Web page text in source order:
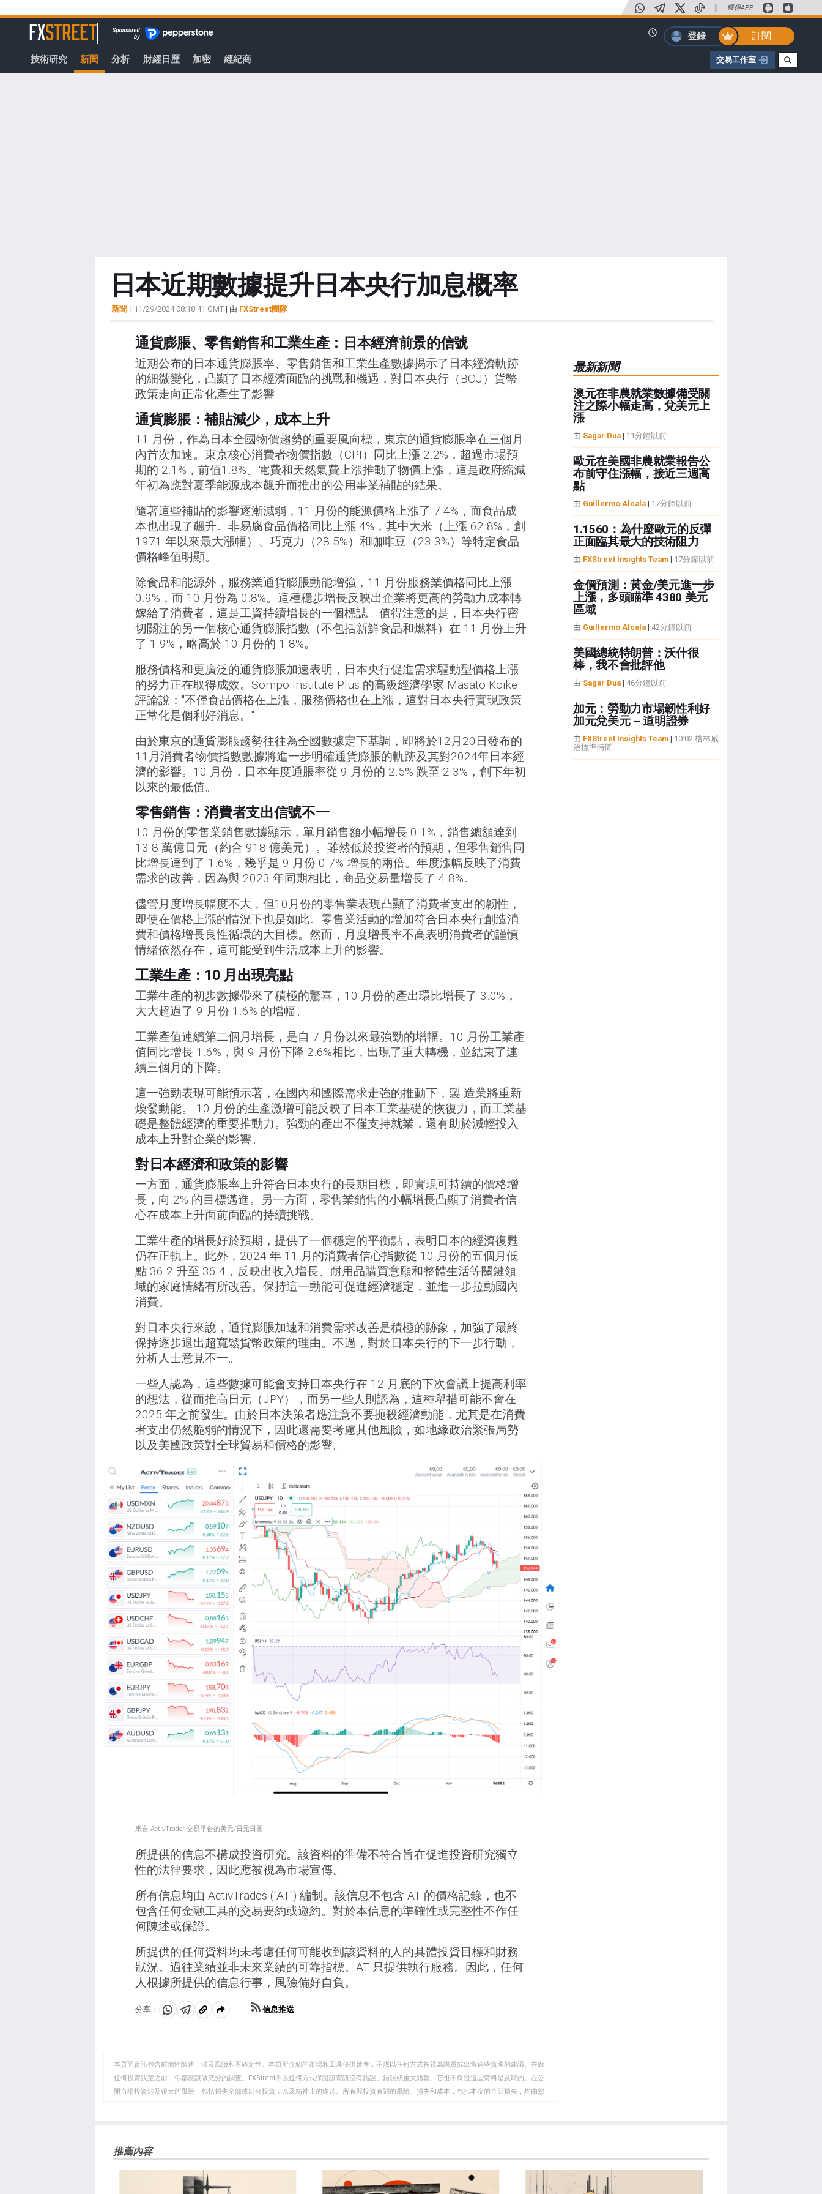
至
容
| 獲得APP
FXStreet
登錄
訂閱
技術研究 新聞 分析 財經日歷 加密 經紀商 交易工作室
日本近期數據提升日本央行加息概率
新聞 | 11/29/2024 08:18:41 GMT| 由 FXStreet團隊
通貨膨脹、零售銷售和工業生產：日本經濟前景的信號
近期公布的日本通貨膨脹率、零售銷售和工業生產數據揭示了日本經濟軌跡
的細微變化，凸顯了日本經濟面臨的挑戰和機遇，對日本央行（BOJ）貨幣
政策走向正常化產生了影響。
通貨膨脹：補貼減少，成本上升
11 月份，作為日本全國物價趨勢的重要風向標，東京的通貨膨脹率在三個月
內首次加速。東京核心消費者物價指數（CPI）同比上漲 2.2%，超過市場預
期的 2.1%，前值1.8%。電費和天然氣費上漲推動了物價上漲，這是政府縮減
年初為應對夏季能源成本飆升而推出的公用事業補貼的結果。
隨著這些補貼的影響逐漸減弱，11 月份的能源價格上漲了 7.4%，而食品成
本也出現了飆升。非易腐食品價格同比上漲 4%，其中大米（上漲 62.8%，創
1971 年以來最大漲幅）、巧克力（28.5%）和咖啡豆（23.3%）等特定食品
價格峰值明顯。
除食品和能源外，服務業通貨膨脹動能增強，11 月份服務業價格同比上漲
0.9%，而 10 月份為 0.8%。這種穩步增長反映出企業將更高的勞動力成本轉
嫁給了消費者，這是工資持續增長的一個標誌。值得注意的是，日本央行密
切關注的另一個核心通貨膨脹指數（不包括新鮮食品和燃料）在 11 月份上升
了 1.9%，略高於 10 月份的 1.8%。
服務價格和更廣泛的通貨膨脹加速表明，日本央行促進需求驅動型價格上漲
的努力正在取得成效。Sompo Institute Plus 的高級經濟學家 Masato Koike
評論說："不僅食品價格在上漲，服務價格也在上漲，這對日本央行實現政策
正常化是個利好消息。"
由於東京的通貨膨脹趨勢往往為全國數據定下基調，即將於12月20日發布的
11月消費者物價指數數據將進一步明確通貨膨脹的軌跡及其對2024年日本經
濟的影響。10 月份，日本年度通脹率從 9 月份的 2.5% 跌至 2.3%，創下年初
以來的最低值。
零售銷售：消費者支出信號不一
10 月份的零售業銷售數據顯示，單月銷售額小幅增長 0.1%，銷售總額達到
13.8 萬億日元（約合 918 億美元）。雖然低於投資者的預期，但零售銷售同
比增長達到了 1.6%，幾乎是 9 月份 0.7% 增長的兩倍。年度漲幅反映了消費
需求的改善，因為與 2023 年同期相比，商品交易量增長了 4.8%。
儘管月度增長幅度不大，但10月份的零售業表現凸顯了消費者支出的韌性，
即使在價格上漲的情況下也是如此。零售業活動的增加符合日本央行創造消
費和價格增長良性循環的大目標。然而，月度增長率不高表明消費者的謹慎
情緒依然存在，這可能受到生活成本上升的影響。
工業生產：10 月出現亮點
工業生產的初步數據帶來了積極的驚喜，10 月份的產出環比增長了 3.0%，
大大超過了 9 月份 1.6% 的增幅。
工業產值連續第二個月增長，是自 7 月份以來最強勁的增幅。10 月份工業產
值同比增長 1.6%，與 9 月份下降 2.6%相比，出現了重大轉機，並結束了連
續三個月的下降。
這一強勁表現可能預示著，在國內和國際需求走強的推動下，製 造業將重新
煥發動能。 10 月份的生產激增可能反映了日本工業基礎的恢復力，而工業基
礎是整體經濟的重要推動力。強勁的產出不僅支持就業，還有助於減輕投入
成本上升對企業的影響。
對日本經濟和政策的影響
一方面，通貨膨脹率上升符合日本央行的長期目標，即實現可持續的價格增
長，向 2% 的目標邁進。另一方面，零售業銷售的小幅增長凸顯了消費者信
心在成本上升面前面臨的持續挑戰。
工業生產的增長好於預期，提供了一個穩定的平衡點，表明日本的經濟復甦
仍在正軌上。此外，2024 年 11 月的消費者信心指數從 10 月份的五個月低
點 36.2 升至 36.4，反映出收入增長、耐用品購買意願和整體生活等關鍵領
域的家庭情緒有所改善。保持這一動能可促進經濟穩定，並進一步拉動國內
消費。
對日本央行來說，通貨膨脹加速和消費需求改善是積極的跡象，加強了最終
保持逐步退出超寬鬆貨幣政策的理由。不過，對於日本央行的下一步行動，
分析人士意見不一。
一些人認為，這些數據可能會支持日本央行在 12 月底的下次會議上提高利率
的想法，從而推高日元（JPY），而另一些人則認為，這種舉措可能不會在
2025 年之前發生。由於日本決策者應注意不要扼殺經濟動能，尤其是在消費
者支出仍然脆弱的情況下，因此還需要考慮其他風險，如地緣政治緊張局勢
以及美國政策對全球貿易和價格的影響。
來自 ActivTrader 交易平台的美元/日元日圖
所提供的信息不構成投資研究。該資料的準備不符合旨在促進投資研究獨立
性的法律要求，因此應被視為市場宣傳。
所有信息均由 ActivTrades ("AT") 編制。該信息不包含 AT 的價格記錄，也不
包含任何金融工具的交易要約或邀約。對於本信息的準確性或完整性不作任
何陳述或保證。
所提供的任何資料均未考慮任何可能收到該資料的人的具體投資目標和財務
狀況。過往業績並非未來業績的可靠指標。AT 只提供執行服務。因此，任何
人根據所提供的信息行事，風險偏好自負。
分享：
分
WhatsApp
分
Telegram
複
剪
貼
板
信息推送
本頁面資訊包含前瞻性陳述，涉及風險和不確定性。本頁所介紹的市場和工具僅供參考，不應以任何方式被視為購買或出售這些資產的建議。在做
任何投資決定之前，你都應該做充分的調查。FXStreet不以任何方式保證該資訊沒有錯誤、錯誤或重大錯報。它也不保證這些資料是及時的。在公
開市場投資涉及很大的風險，包括損失全部或部分投資，以及精神上的痛苦。所有與投資有關的風險、損失和成本，包括本金的全部損失，均由您
FXStreet和作者不提供個性化的建議。作者對該資訊的準確性、完整性或適用性不作任何陳述。FXStreet和作者將不承擔任何錯誤，遺漏或任何損
失，傷害或損害由此資訊及其顯示或使用引起的。錯誤和遺漏除外。本文作者和FXStreet並非註冊投資顧問，本文內容無意提供任何投資建議。
最新新聞
澳元在非農就業數據備受關
注之際小幅走高，兌美元上
漲
由 Sagar Dua| 11分鐘以前
歐元在美國非農就業報告公
布前守住漲幅，接近三週高
點
由 Guillermo Alcala| 17分鐘以前
1.1560：為什麼歐元的反彈
正面臨其最大的技術阻力
由 FXStreet Insights Team| 17分鐘以前
金價預測：黃金/美元進一步
上漲，多頭瞄準 4380 美元
區域
由 Guillermo Alcala| 42分鐘以前
美國總統特朗普：沃什很
棒，我不會批評他
由 Sagar Dua| 46分鐘以前
加元：勞動力市場韌性利好
加元兌美元 – 道明證券
由 FXStreet Insights Team| 10:02 格林威
治標準時間
推薦內容